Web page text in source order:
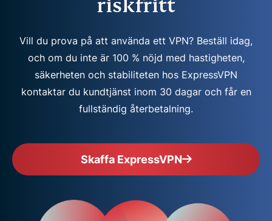
riskfritt
Vill du prova på att använda ett VPN? Beställ idag,
och om du inte är 100 % nöjd med hastigheten,
säkerheten och stabiliteten hos ExpressVPN
kontaktar du kundtjänst inom 30 dagar och får en
fullständig återbetalning.
Skaffa ExpressVPN